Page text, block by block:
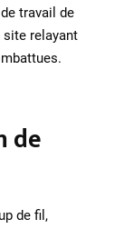
travail de
site relayant
de
de fil,